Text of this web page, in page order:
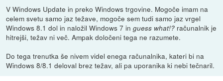
V Windows Update in preko Windows trgovine. Mogoče imam na
celem svetu samo jaz težave, mogoče sem tudi samo jaz vrgel
Windows 8.1 dol in naložil Windows 7 inguess what!? računalnik je
hitrejši, težav ni več. Ampak določeni tega ne razumete.
Do tega trenutka še nivem videl enega računalnika, kateri bi na
Windows 8/8.1 deloval brez težav, ali pa uporanika ki nebi tečnaril.